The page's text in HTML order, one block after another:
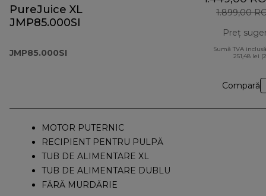
PureJuice XL
JMP85.000SI
JMP85.000SI
1.899,00
Preț
Sumă TVA
251,48 lei
Compară
MOTOR PUTERNIC
RECIPIENT PENTRU PULPĂ
TUB DE ALIMENTARE XL
TUB DE ALIMENTARE DUBLU
FĂRĂ MURDĂRIE